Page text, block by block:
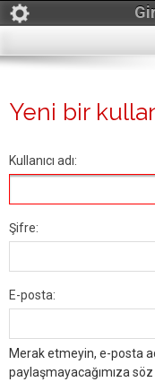
Yeni bir
Kullanıcı adı:
Şifre:
E-posta:
Merak etmeyin, e-posta
paylaşmayacağımıza söz